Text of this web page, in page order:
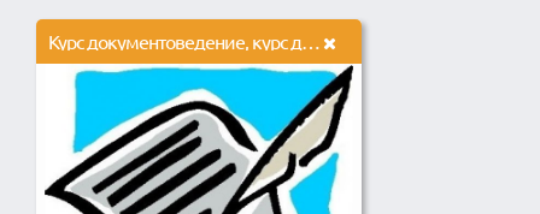
Курс документоведение, курс делопроизводство, курс секретарь